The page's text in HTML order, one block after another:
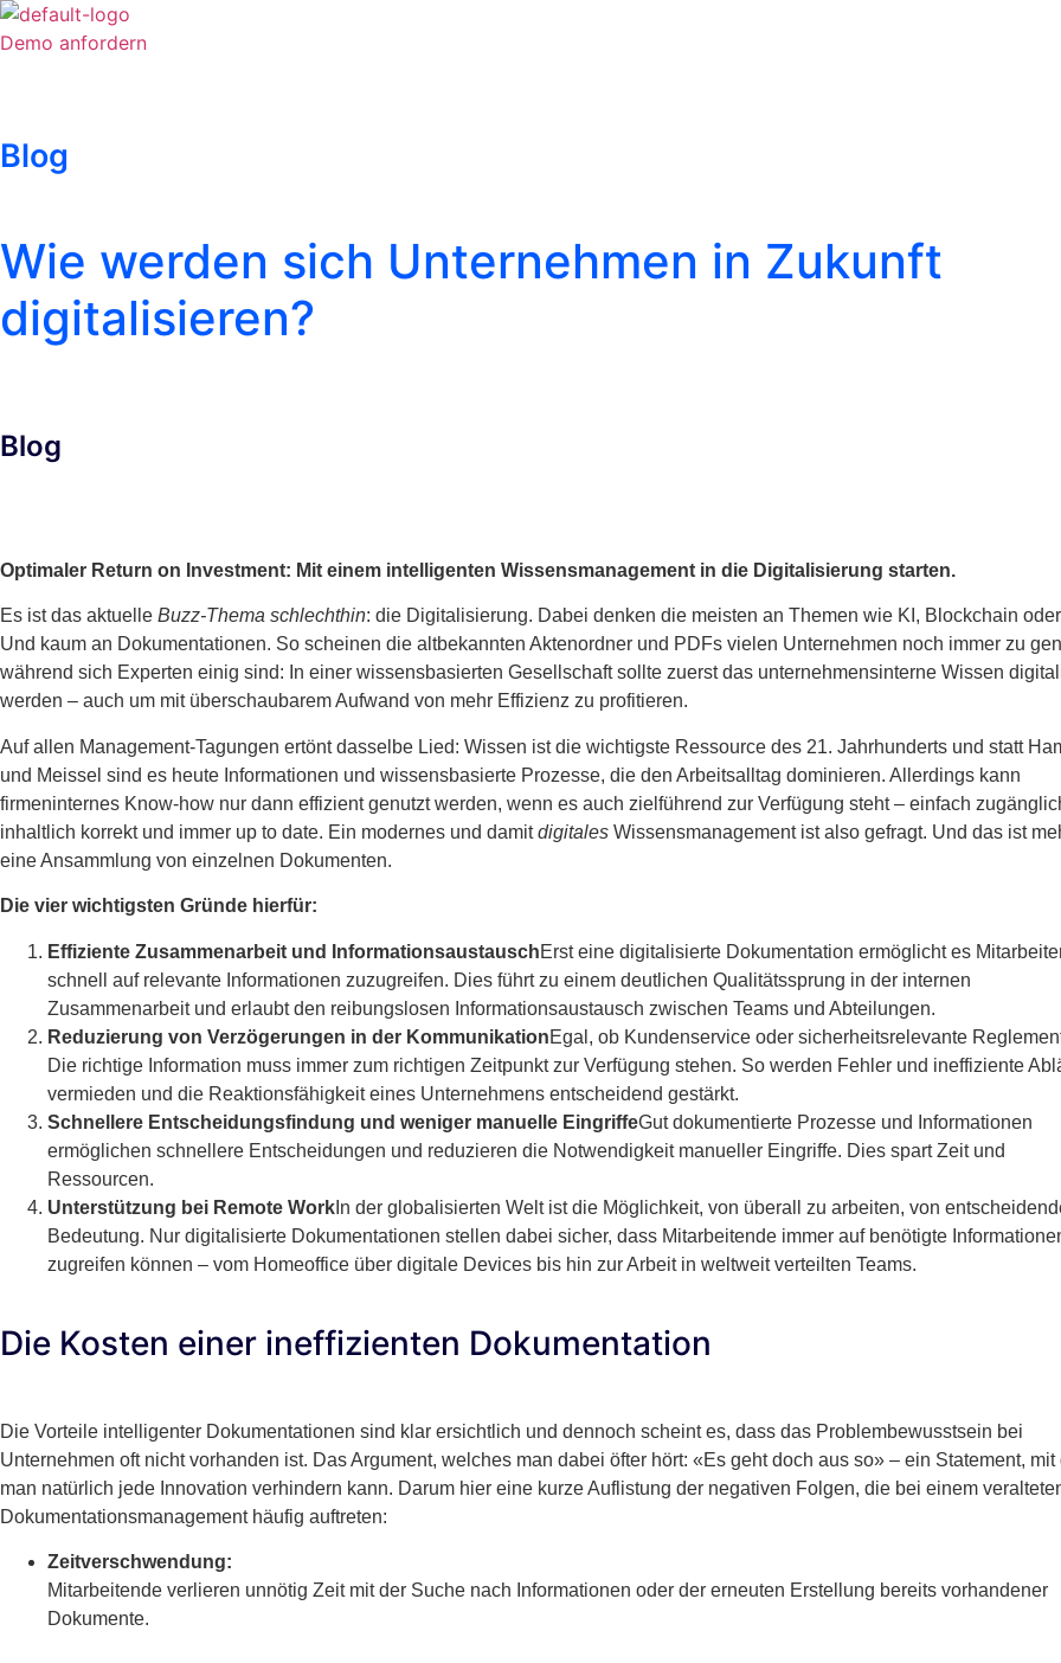
Zum
Inhalt
Demo anfordern
Blog
Wie werden sich Unternehmen in Zukunft
digitalisieren?
Blog
Optimaler Return on Investment: Mit einem intelligenten Wissensmanagement in die Digitalisierung starten.
Es ist das aktuelle Buzz-Thema schlechthin: die Digitalisierung. Dabei denken die meisten an Themen wie KI, Blockchain oder
Und kaum an Dokumentationen. So scheinen die altbekannten Aktenordner und PDFs vielen Unternehmen noch immer zu
während sich Experten einig sind: In einer wissensbasierten Gesellschaft sollte zuerst das unternehmensinterne Wissen
werden – auch um mit überschaubarem Aufwand von mehr Effizienz zu profitieren.
Auf allen Management-Tagungen ertönt dasselbe Lied: Wissen ist die wichtigste Ressource des 21. Jahrhunderts und statt
und Meissel sind es heute Informationen und wissensbasierte Prozesse, die den Arbeitsalltag dominieren. Allerdings kann
firmeninternes Know-how nur dann effizient genutzt werden, wenn es auch zielführend zur Verfügung steht – einfach
inhaltlich korrekt und immer up to date. Ein modernes und damitdigitales Wissensmanagement ist also gefragt. Und das ist
eine Ansammlung von einzelnen Dokumenten.
Die vier wichtigsten Gründe hierfür:
Effiziente Zusammenarbeit und InformationsaustauschErst eine digitalisierte Dokumentation ermöglicht es
schnell auf relevante Informationen zuzugreifen. Dies führt zu einem deutlichen Qualitätssprung in der internen
Zusammenarbeit und erlaubt den reibungslosen Informationsaustausch zwischen Teams und Abteilungen.
Reduzierung von Verzögerungen in der KommunikationEgal, ob Kundenservice oder sicherheitsrelevante
Die richtige Information muss immer zum richtigen Zeitpunkt zur Verfügung stehen. So werden Fehler und ineffiziente
vermieden und die Reaktionsfähigkeit eines Unternehmens entscheidend gestärkt.
Schnellere Entscheidungsfindung und weniger manuelle EingriffeGut dokumentierte Prozesse und Informationen
ermöglichen schnellere Entscheidungen und reduzieren die Notwendigkeit manueller Eingriffe. Dies spart Zeit und
Ressourcen.
Unterstützung bei Remote Work In der globalisierten Welt ist die Möglichkeit, von überall zu arbeiten, von
Bedeutung. Nur digitalisierte Dokumentationen stellen dabei sicher, dass Mitarbeitende immer auf benötigte
zugreifen können – vom Homeoffice über digitale Devices bis hin zur Arbeit in weltweit verteilten Teams.
Die Kosten einer ineffizienten Dokumentation
Die Vorteile intelligenter Dokumentationen sind klar ersichtlich und dennoch scheint es, dass das Problembewusstsein bei
Unternehmen oft nicht vorhanden ist. Das Argument, welches man dabei öfter hört: «Es geht doch aus so» – ein Statement, mit
man natürlich jede Innovation verhindern kann. Darum hier eine kurze Auflistung der negativen Folgen, die bei einem
Dokumentationsmanagement häufig auftreten:
Zeitverschwendung:
Mitarbeitende verlieren unnötig Zeit mit der Suche nach Informationen oder der erneuten Erstellung bereits vorhandener
Dokumente.